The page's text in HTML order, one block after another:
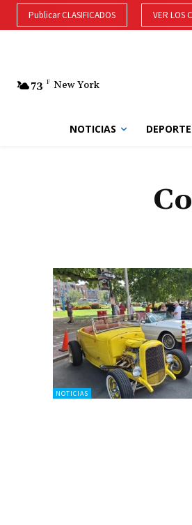
Publicar CLASIFICADOS VER LOS
73 F New York
NOTICIAS
NOTICIAS